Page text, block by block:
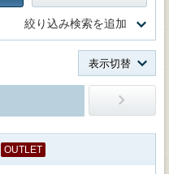
絞り込み検索を追加
表示切替
OUTLET